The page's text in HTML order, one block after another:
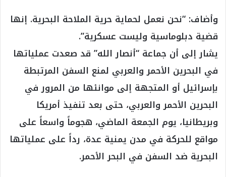
وأضاف: “نحن نعمل لحماية حرية الملاحة البحرية. إنها
قضية دبلوماسية وليست عسكرية”.
يشار إلى أن جماعة “أنصار الله” قد صعدت عملياتها
في البحرين الأحمر والعربي لمنع السفن المرتبطة
بإسرائيل أو المتجهة إلى موانئها من المرور في
البحرين الأحمر والعربي، حتى بعد تنفيذ أمريكا
وبريطانيا، يوم الجمعة الماضي، هجوماً واسعاً على
مواقع للحركة في مدن يمنية عدة، رداً على عملياتها
البحرية ضد السفن في البحر الأحمر.